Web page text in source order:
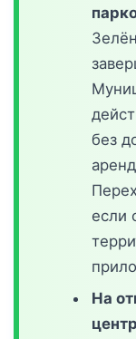
без
если
На